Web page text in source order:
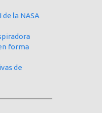
la NASA
forma
de